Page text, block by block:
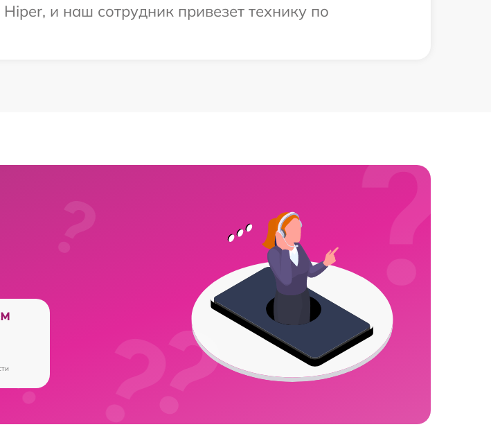
и наш сотрудник привезет технику по